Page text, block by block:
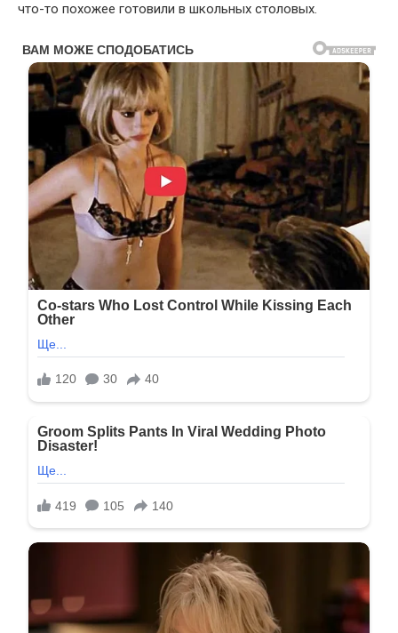
что-то похожее готовили в школьных столовых.